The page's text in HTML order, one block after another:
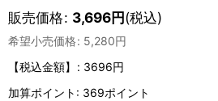
販売価格: 3,696円(税込)
希望小売価格: 5,280円
【税込金額】
: 3696円
加算ポイント: 369ポイント